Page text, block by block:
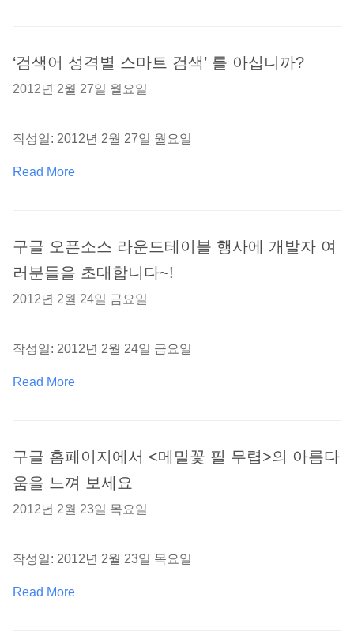
‘검색어 성격별 스마트 검색’ 를 아십니까?
2012년 2월 27일 월요일
작성일: 2012년 2월 27일 월요일
Read More
구글 오픈소스 라운드테이블 행사에 개발자 여
러분들을 초대합니다~!
2012년 2월 24일 금요일
작성일: 2012년 2월 24일 금요일
Read More
구글 홈페이지에서 <메밀꽃 필 무렵>의 아름다
움을 느껴 보세요
2012년 2월 23일 목요일
작성일: 2012년 2월 23일 목요일
Read More